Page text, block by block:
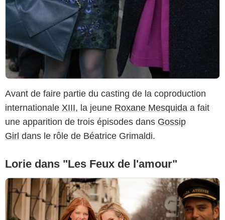
Avant de faire partie du casting de la coproduction
internationale XIII, la jeune Roxane Mesquida a fait
une apparition de trois épisodes dans Gossip
Girl dans le rôle de Béatrice Grimaldi.
Lorie dans "Les Feux de l'amour"